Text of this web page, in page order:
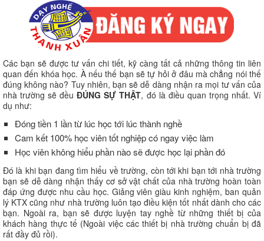
Các bạn sẽ được tư vấn chi tiết, kỹ càng tất cả những thông tin liên
quan đến khóa học. À nếu thế bạn sẽ tự hỏi ở đâu mà chẳng nói thế
đúng không nào? Tuy nhiên, bạn sẽ dễ dàng nhận ra mọi tư vấn của
nhà trường sẽ đềuĐÚNG SỰ THẬT, đó là điều quan trọng nhất. Ví
dụ như:
Đóng tiền 1 lần từ lúc học tới lúc thành nghề
Cam kết 100% học viên tốt nghiệp có ngay việc làm
Học viên không hiểu phần nào sẽ được học lại phần đó
Đó là khi bạn đang tìm hiểu về trường, còn tới khi bạn tới nhà trường
bạn sẽ dễ dàng nhận thấy cơ sở vật chất của nhà trường hoàn toàn
đáp ứng được nhu cầu học. Giảng viên giàu kinh nghiệm, ban quản
lý KTX cũng như nhà trường luôn tạo điều kiện tốt nhất dành cho các
bạn. Ngoài ra, bạn sẽ được luyện tay nghề từ những thiết bị của
khách hàng thực tế (Ngoài việc các thiết bị nhà trường chuẩn bị đã
rất đầy đủ rồi).